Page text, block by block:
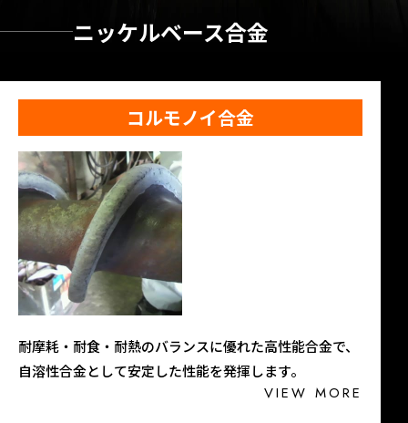
ニッケルベース合金
コルモノイ合金
耐摩耗・耐食・耐熱のバランスに優れた高性能合金で、
自溶性合金として安定した性能を発揮します。
VIEW MORE